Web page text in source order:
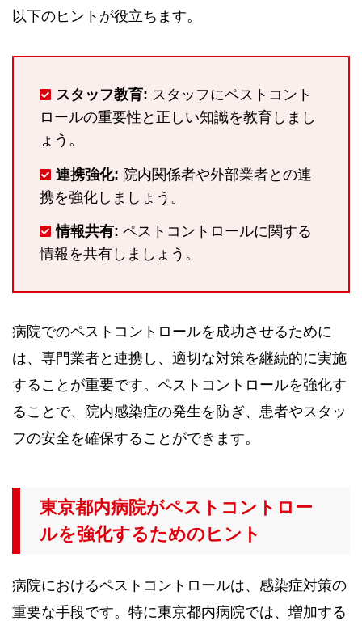
以下のヒントが役立ちます。
スタッフ教育: スタッフにペストコント
ロールの重要性と正しい知識を教育しまし
ょう。
連携強化: 院内関係者や外部業者との連
携を強化しましょう。
情報共有: ペストコントロールに関する
情報を共有しましょう。
病院でのペストコントロールを成功させるために
は、専門業者と連携し、適切な対策を継続的に実施
することが重要です。ペストコントロールを強化す
ることで、院内感染症の発生を防ぎ、患者やスタッ
フの安全を確保することができます。
東京都内病院がペストコントロー
ルを強化するためのヒント
病院におけるペストコントロールは、感染症対策の
重要な手段です。特に東京都内病院では、増加する